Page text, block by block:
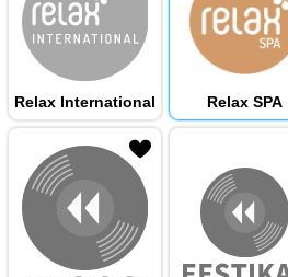
Relax International Relax SPA